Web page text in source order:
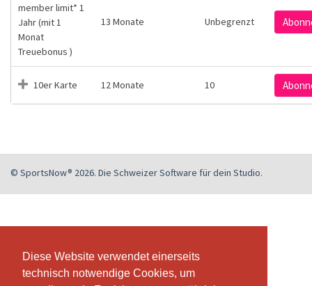
Diese Website verwendet einerseits
technisch notwendige Cookies, um
Diese Website verwendet einerseits
technisch notwendige Cookies, um
member limit* 1
Jahr (mit 1
Monat
Treuebonus )
13 Monate Unbegrenzt
10er Karte 12 Monate 10
© SportsNow® 2026. Die Schweizer Software für dein Studio.